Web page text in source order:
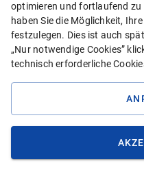
SMILE PROTECT
optimieren und fortlaufend zu
haben Sie die Möglichkeit,
festzulegen. Dies ist auch
„Nur notwendige Cookies”
technisch erforderliche